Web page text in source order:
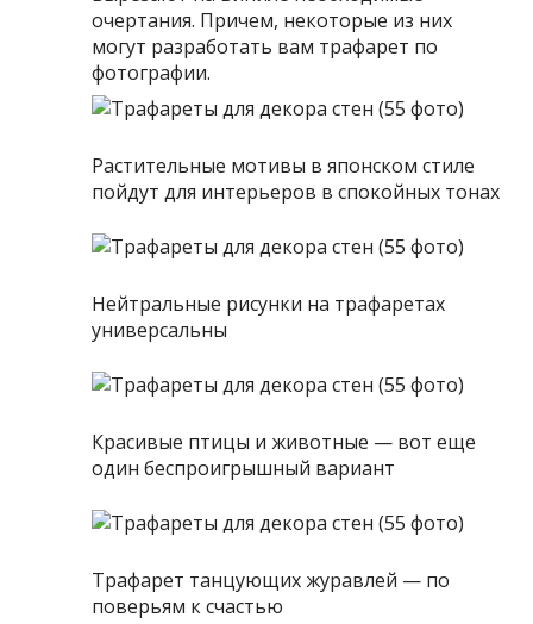
очертания. Причем, некоторые из них
могут разработать вам трафарет по
фотографии.
Растительные мотивы в японском стиле
пойдут для интерьеров в спокойных тонах
Нейтральные рисунки на трафаретах
универсальны
Красивые птицы и животные — вот еще
один беспроигрышный вариант
Трафарет танцующих журавлей — по
поверьям к счастью